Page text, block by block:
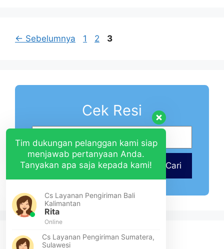
← Sebelumnya 1 2 3
Cek Resi
Cari
Tim dukungan pelanggan kami siap
menjawab pertanyaan Anda.
Tanyakan apa saja kepada kami!
Cs Layanan Pengiriman Bali
Kalimantan
Rita
Online
Cs Layanan Pengiriman Sumatera,
Sulawesi